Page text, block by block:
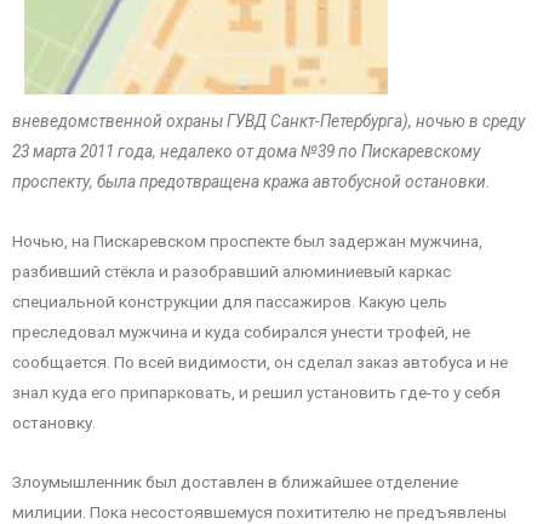
вневедомственной охраны ГУВД Санкт-Петербурга), ночью в среду
23 марта 2011 года, недалеко от дома №39 по Пискаревскому
проспекту, была предотвращена кража автобусной остановки.
Ночью, на Пискаревском проспекте был задержан мужчина,
разбивший стёкла и разобравший алюминиевый каркас
специальной конструкции для пассажиров. Какую цель
преследовал мужчина и куда собирался унести трофей, не
сообщается. По всей видимости, он сделал заказ автобуса и не
знал куда его припарковать, и решил установить где-то у себя
остановку.
Злоумышленник был доставлен в ближайшее отделение
милиции. Пока несостоявшемуся похитителю не предъявлены